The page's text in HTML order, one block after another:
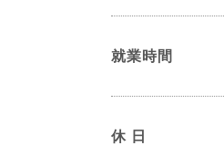
就業時間
休 日